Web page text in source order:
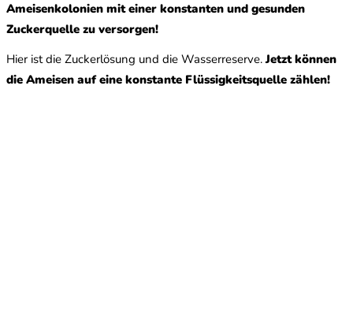
Ameisenkolonien mit einer konstanten und gesunden
Zuckerquelle zu versorgen!
Hier ist die Zuckerlösung und die Wasserreserve. Jetzt können
die Ameisen auf eine konstante Flüssigkeitsquelle zählen!